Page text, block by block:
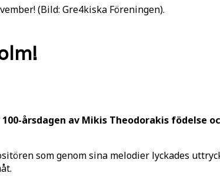
(Bild: Gre4kiska Föreningen).
årsdagen av Mikis Theodorakis
som genom sina melodier lyckades